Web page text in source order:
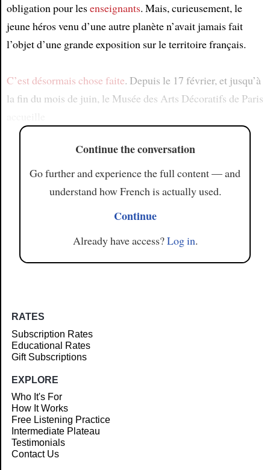
obligation pour lesenseignants. Mais, curieusement, le
jeune héros venu d’une autre planète n’avait jamais fait
l’objet d’une grande exposition sur le territoire français.
C’est désormais chose faite. Depuis le 17 février, et jusqu’à
la fin du mois de juin, le Musée des Arts Décoratifs de Paris
Continue the conversation
Go further and experience the full content — and
understand how French is actually used.
Continue
Already have access?Log in.
RATES
Subscription Rates
Educational Rates
Gift Subscriptions
EXPLORE
Who It's For
How It Works
Free Listening Practice
Intermediate Plateau
Testimonials
Contact Us